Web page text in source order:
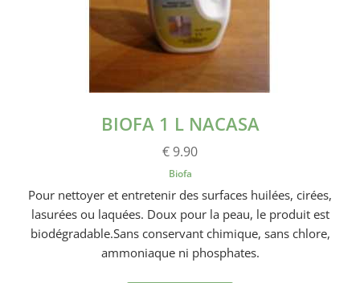
BIOFA 1 L NACASA
€ 9.90
Biofa
Pour nettoyer et entretenir des surfaces huilées, cirées,
lasurées ou laquées. Doux pour la peau, le produit est
biodégradable.Sans conservant chimique, sans chlore,
ammoniaque ni phosphates.